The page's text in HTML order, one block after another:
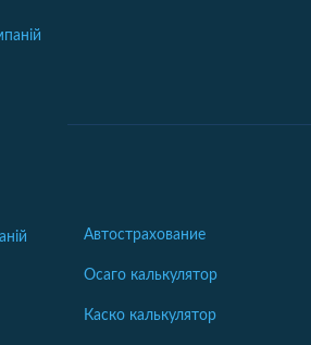
Автострахование
Осаго калькулятор
Каско калькулятор